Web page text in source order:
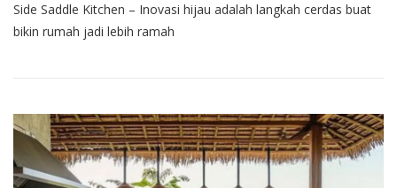
Side Saddle Kitchen – Inovasi hijau adalah langkah cerdas buat
bikin rumah jadi lebih ramah